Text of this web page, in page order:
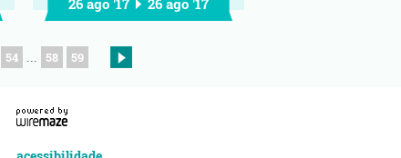
26 ago '17 26 ago '17
54 58 59